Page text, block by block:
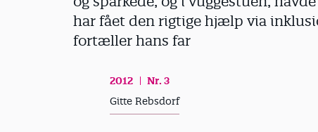
har fået den rigtige hjælp via
fortæller hans far
2012
Nr. 3
Gitte Rebsdorf